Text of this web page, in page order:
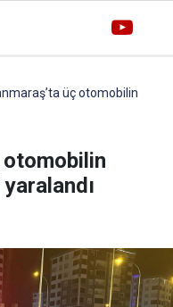
üç otomobilin
otomobilin